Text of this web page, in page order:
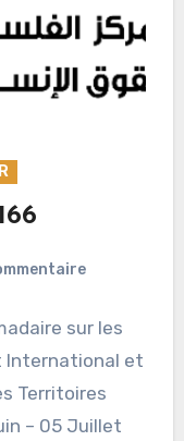
sur les
International et
Territoires
– 05 Juillet